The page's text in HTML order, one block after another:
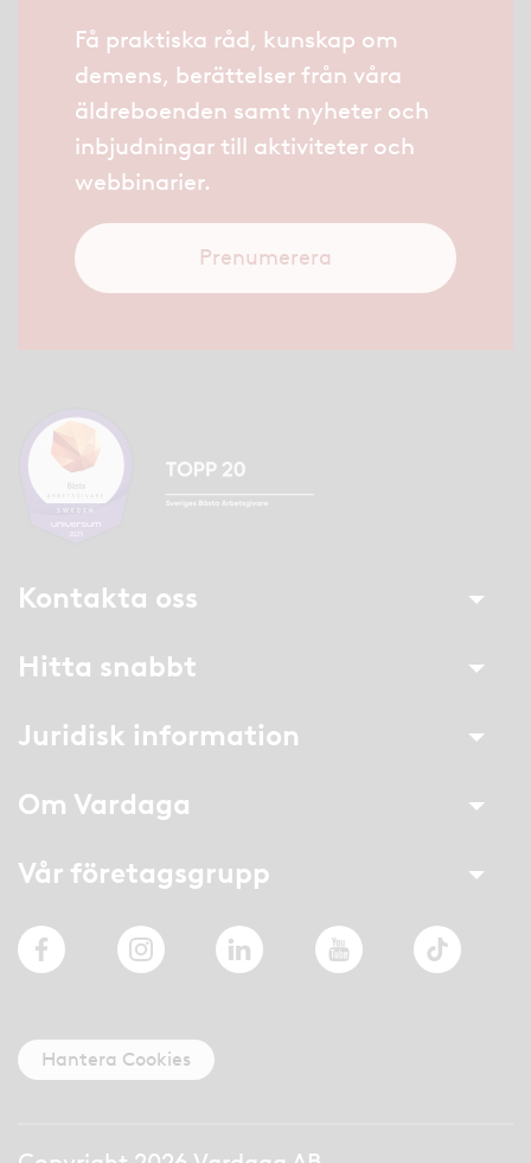
Få praktiska råd, kunskap om
demens, berättelser från våra
äldreboenden samt nyheter och
inbjudningar till aktiviteter och
webbinarier.
Prenumerera
Kontakta oss
Hitta snabbt
Juridisk information
Om Vardaga
Vår företagsgrupp
FacebookInstagramLinkedIn YouTube TikTok
Hantera Cookies